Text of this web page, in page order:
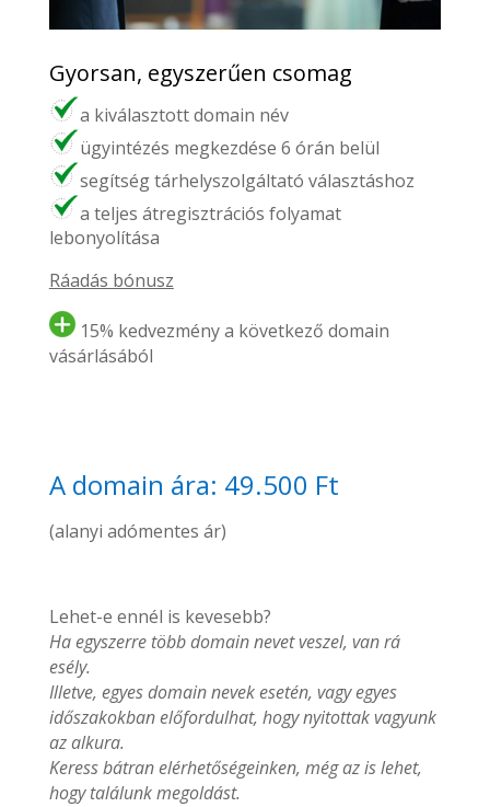
Gyorsan, egyszerűen csomag
a kiválasztott domain név
ügyintézés megkezdése 6 órán belül
segítség tárhelyszolgáltató választáshoz
a teljes átregisztrációs folyamat
lebonyolítása
Ráadás bónusz
15% kedvezmény a következő domain
vásárlásából
A domain ára: 49.500 Ft
(alanyi adómentes ár)
Lehet-e ennél is kevesebb?
Ha egyszerre több domain nevet veszel, van rá
esély.
Illetve, egyes domain nevek esetén, vagy egyes
időszakokban előfordulhat, hogy nyitottak vagyunk
az alkura.
Keress bátran elérhetőségeinken, még az is lehet,
hogy találunk megoldást.